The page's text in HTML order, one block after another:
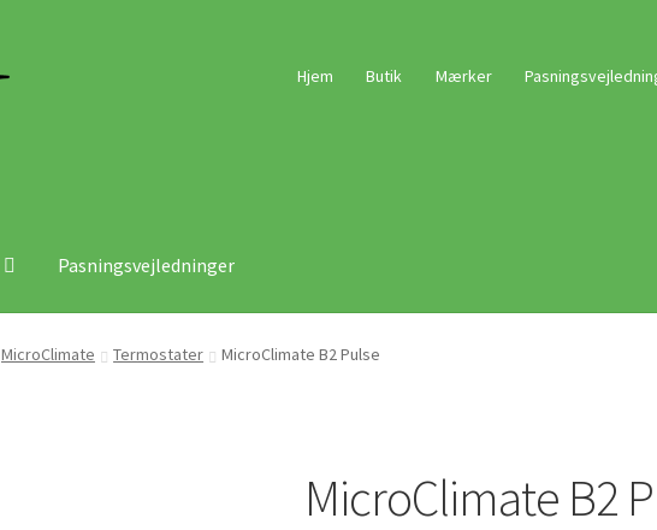
Hjem Butik Mærker
Pasningsvejledninger
MicroClimate Termostater MicroClimate B2 Pulse
MicroClimate B2